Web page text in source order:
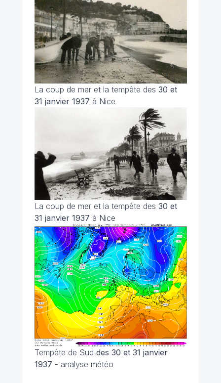
La coup de mer et la tempête des 30 et
31 janvier 1937 à Nice
La coup de mer et la tempête des 30 et
31 janvier 1937 à Nice
Tempête de Sud des 30 et 31 janvier
1937 - analyse météo